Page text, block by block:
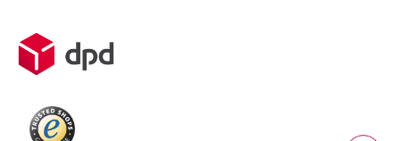
Weitere Informationen über den gesperrten Inhalt.